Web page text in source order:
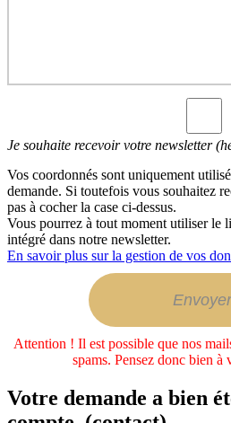
Je souhaite recevoir votre newsletter
Vos coordonnés sont uniquement
demande. Si toutefois vous souhaitez
pas à cocher la case ci-dessus.
Vous pourrez à tout moment utiliser le
intégré dans notre newsletter.
En savoir plus sur la gestion de vos
Attention ! Il est possible que nos
spams. Pensez donc bien à
Votre demande a bien